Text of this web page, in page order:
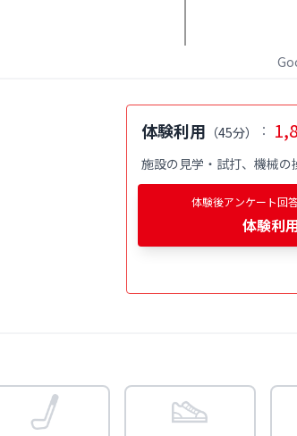
体験利用 （45分） ：
施設の見学・試打、機械の
体験後アンケート回
体験利